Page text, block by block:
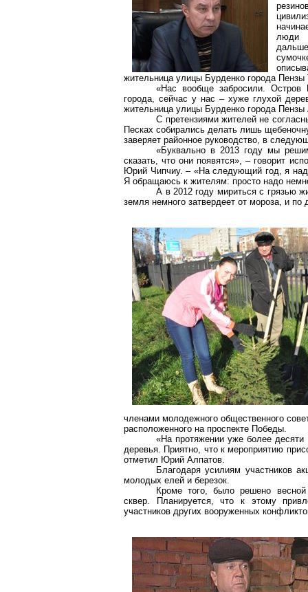
люди
жительница улицы Бурденко города Пензы
«Нас вообще забросили.
города, сейчас у нас – хуже глухой
жительница улицы Бурденко города
С претензиями жителей не
Песках собирались делать лишь
заверяет районное руководство, в
«Буквально в 2013 году мы
сказать, что они появятся», – говорит
Юрий Чипчиу. – «На следующий год, я
Я обращаюсь к жителям: просто надо
А в 2012 году мириться с грязью
земля немного затвердеет от мороза, и по
членами молодежного общественного
расположенного на проспекте Победы.
«На протяжении уже более
деревья. Приятно, что к мероприятию
отметил Юрий Алпатов.
Благодаря усилиям участников
молодых елей и березок.
Кроме того, было решено весной
сквер. Планируется, что к этому
участников других вооруженных